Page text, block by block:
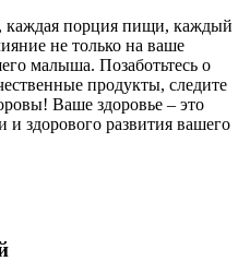
каждая порция пищи, каждый
не только на ваше
малыша. Позаботьтесь о
продукты, следите
Ваше здоровье – это
и здорового развития вашего